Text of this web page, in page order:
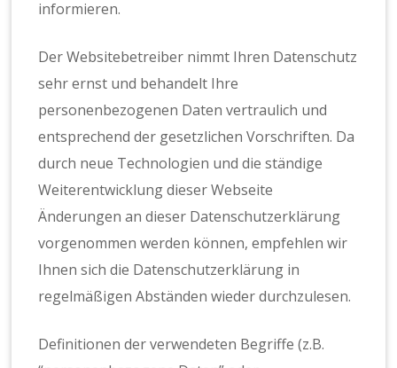
informieren.
Der Websitebetreiber nimmt Ihren Datenschutz
sehr ernst und behandelt Ihre
personenbezogenen Daten vertraulich und
entsprechend der gesetzlichen Vorschriften. Da
durch neue Technologien und die ständige
Weiterentwicklung dieser Webseite
Änderungen an dieser Datenschutzerklärung
vorgenommen werden können, empfehlen wir
Ihnen sich die Datenschutzerklärung in
regelmäßigen Abständen wieder durchzulesen.
Definitionen der verwendeten Begriffe (z.B.